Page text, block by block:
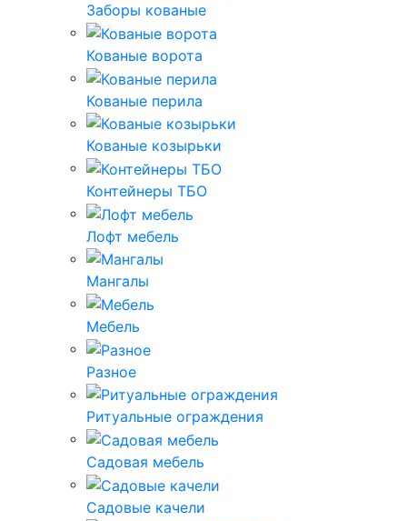
Заборы кованые
Кованые ворота
Кованые перила
Кованые козырьки
Контейнеры ТБО
Лофт мебель
Мангалы
Мебель
Разное
Ритуальные ограждения
Садовая мебель
Садовые качели